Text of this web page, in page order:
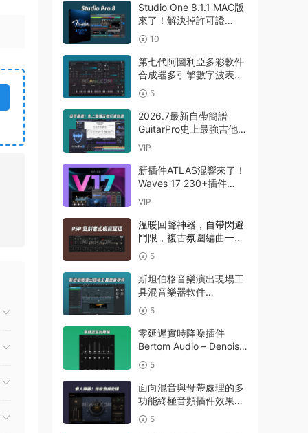
Studio One 8.1.1 MAC版
來了！解決掉許可證
Presonus Studio One
Pro 8 v8.1.1 MacOS U2B
完美中文破解版Fender
Studio Pro 8
10
第七代阿圖利亞多彩軟件
合成器多引擎數字波表合
成器 Arturia Pigments
v7.0.1 CE-V.R WIN
5
2026.7最新自帶簡譜
GuitarPro史上最強吉他打
譜制譜Guitar Pro 8.1.5-
VIP
新插件ATLAS混響來了！
Waves 17 230+插件
Waves Ultimate
Emulator-R2R WiN(混音
效果全套插件)Waves14
VIP
溫暖回聲神器，自帶閃避
門限，複古氛圍編曲一步
到位延遲插件效果器
PSPaudioware – PSP
BBDelay v 1.0.0 R2R
WIN
5
斯坦伯格音樂演出現場工
具混音樂器軟件
Steinberg VST Live Pro
v3.0.50 macOS
5
零延遲實時降噪插件
Bertom Audio – Denoiser
Pro v3.0.11 Rev2 CE V.R
5
面向混音與母帶處理的多
功能終極音頻插件效果器
Nuro Audio – Flexion
v1.0.2-R2R WIN
5